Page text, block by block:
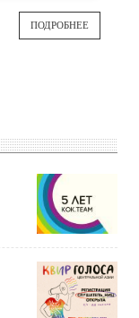
ПОДРОБНЕЕ